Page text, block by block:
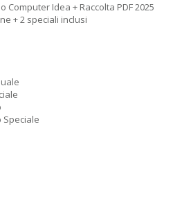
Computer Idea + Raccolta PDF 2025
+ 2 speciali inclusi
Speciale